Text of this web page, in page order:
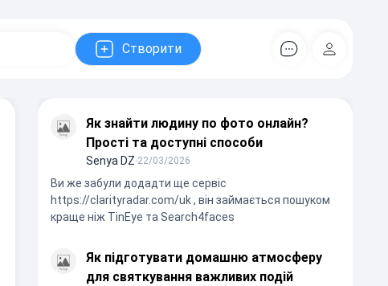
Створити
Коментарів
Як знайти людину по фото онлайн?
Прості та доступні способи
Senya DZ∙22/03/2026
Ви же забули додадти ще сервіс
https://clarityradar.com/uk , він займається пошуком
краще ніж TinEye та Search4faces
Як підготувати домашню атмосферу
для святкування важливих подій